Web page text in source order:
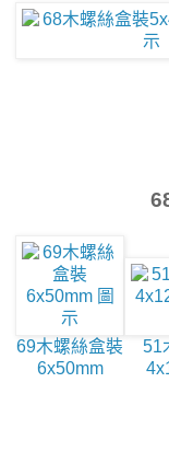
69木螺絲盒裝
6x50mm
51